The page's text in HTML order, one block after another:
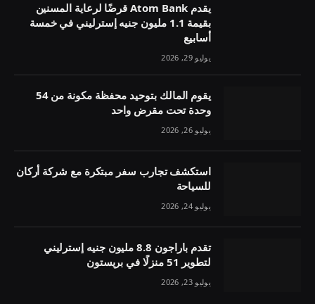
يقدم Atom Bank قرضًا لرعاية المسنين
بقيمة 1.1 مليون جنيه إسترليني في خمسة
أسابيع
يوليو 29, 2026
يقوم المالك بتوحيد محفظة مكونة من 54
وحدة تحت مقرض واحد
يوليو 26, 2026
استكشف تجارب سفر مبتكرة مع شركة أركان
للسياحة
يوليو 24, 2026
تقدم باراجون 8.8 مليون جنيه إسترليني
لتطوير 51 منزلًا في بريستون
يوليو 23, 2026